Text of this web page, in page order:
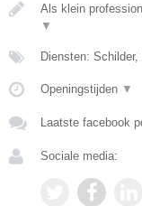
Als klein
▼
Diensten:
Openingstijden ▼
Laatste facebook
Sociale media: